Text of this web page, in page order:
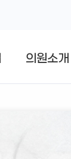
의원소개